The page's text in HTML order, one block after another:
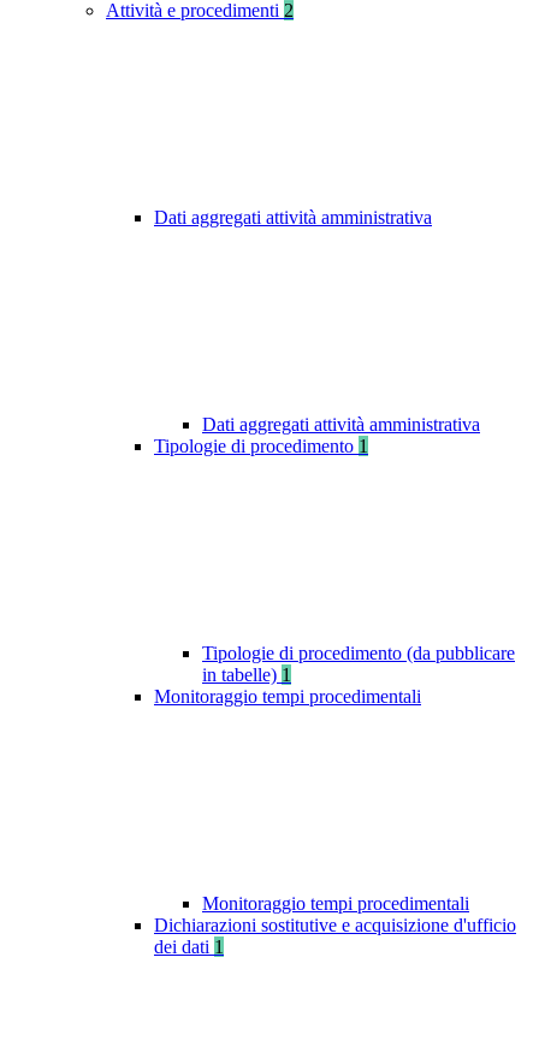
Attività e procedimenti 2
Dati aggregati attività amministrativa
Dati aggregati attività amministrativa
Tipologie di procedimento 1
Tipologie di procedimento (da pubblicare
in tabelle) 1
Monitoraggio tempi procedimentali
Monitoraggio tempi procedimentali
Dichiarazioni sostitutive e acquisizione d'ufficio
dei dati 1